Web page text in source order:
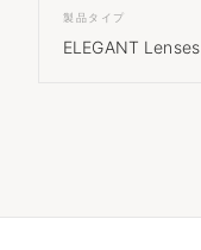
製品タイプ
ELEGANT Lenses